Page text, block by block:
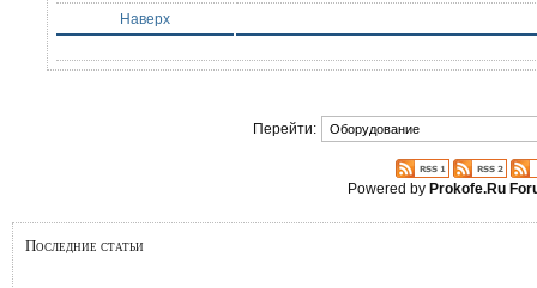
Наверх
Перейти:
Powered byProkofe.Ru
Последние статьи